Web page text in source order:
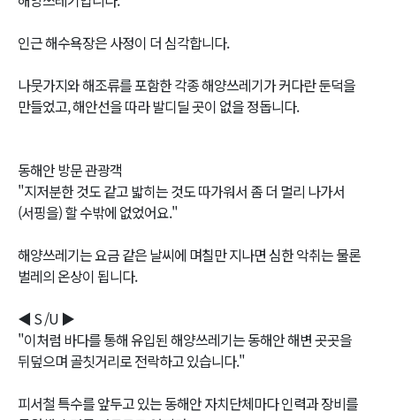
인근 해수욕장은 사정이 더 심각합니다.
나뭇가지와 해조류를 포함한 각종 해양쓰레기가 커다란 둔덕을
만들었고, 해안선을 따라 발디딜 곳이 없을 정돕니다.
동해안 방문 관광객
"지저분한 것도 같고 밟히는 것도 따가워서 좀 더 멀리 나가서
(서핑을) 할 수밖에 없었어요."
해양쓰레기는 요금 같은 날씨에 며칠만 지나면 심한 악취는 물론
벌레의 온상이 됩니다.
◀ S /U ▶
"이처럼 바다를 통해 유입된 해양쓰레기는 동해안 해변 곳곳을
뒤덮으며 골칫거리로 전락하고 있습니다."
피서철 특수를 앞두고 있는 동해안 자치단체마다 인력과 장비를